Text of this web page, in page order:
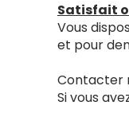
Satisfait
Vous
et pour
Contacter
Si vous